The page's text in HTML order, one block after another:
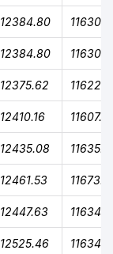
12384.80
12384.80
12375.62
12410.16
12435.08
12461.53
12447.63
12525.46